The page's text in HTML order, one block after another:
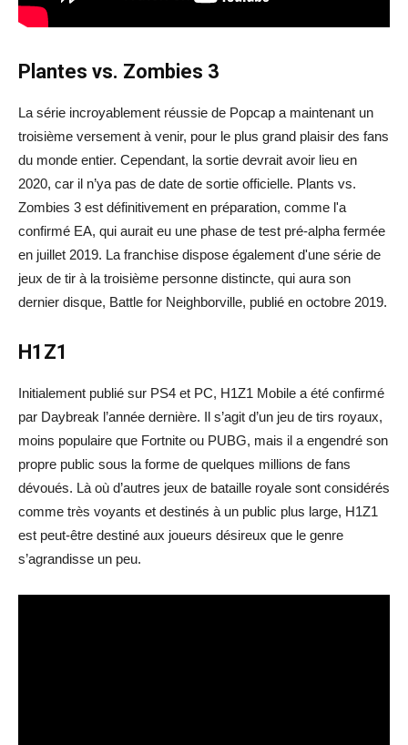
Plantes vs. Zombies 3
La série incroyablement réussie de Popcap a maintenant un
troisième versement à venir, pour le plus grand plaisir des fans
du monde entier. Cependant, la sortie devrait avoir lieu en
2020, car il n’ya pas de date de sortie officielle. Plants vs.
Zombies 3 est définitivement en préparation, comme l'a
confirmé EA, qui aurait eu une phase de test pré-alpha fermée
en juillet 2019. La franchise dispose également d'une série de
jeux de tir à la troisième personne distincte, qui aura son
dernier disque, Battle for Neighborville, publié en octobre 2019.
H1Z1
Initialement publié sur PS4 et PC, H1Z1 Mobile a été confirmé
par Daybreak l’année dernière. Il s’agit d’un jeu de tirs royaux,
moins populaire que Fortnite ou PUBG, mais il a engendré son
propre public sous la forme de quelques millions de fans
dévoués. Là où d’autres jeux de bataille royale sont considérés
comme très voyants et destinés à un public plus large, H1Z1
est peut-être destiné aux joueurs désireux que le genre
s’agrandisse un peu.